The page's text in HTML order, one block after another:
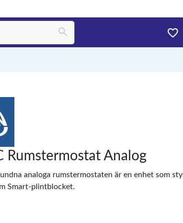
Rumstermostat Analog
analoga rumstermostaten är en enhet som
Smart-plintblocket.